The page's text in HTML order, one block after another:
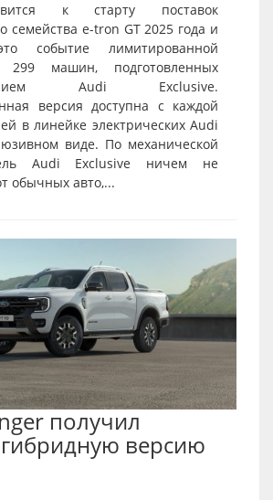
к старту поставок
семейства e-tron GT 2025 года и
событие лимитированной
машин, подготовленных
Audi Exclusive.
версия доступна с каждой
в линейке электрических Audi
виде. По механической
Audi Exclusive ничем не
обычных авто,...
получил
версию